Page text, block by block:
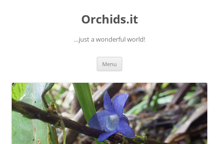
Orchids.it
…just a wonderful world!
Menu